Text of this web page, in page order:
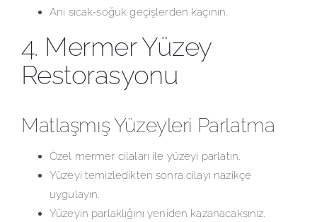
Ani sıcak-soğuk geçişlerden kaçının.
4. Mermer Yüzey
Restorasyonu
Matlaşmış Yüzeyleri Parlatma
Özel mermer cilaları ile yüzeyi parlatın.
Yüzeyi temizledikten sonra cilayı nazikçe
uygulayın.
Yüzeyin parlaklığını yeniden kazanacaksınız.